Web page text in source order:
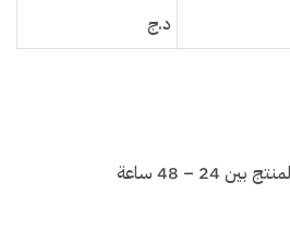
د.ج
24 – 48 ساعة